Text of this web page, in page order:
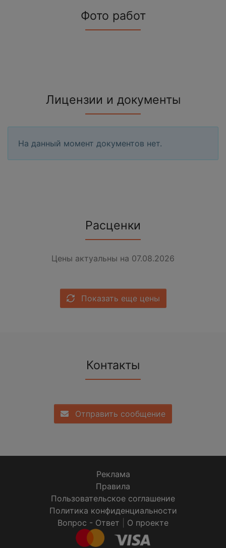
Фото работ
Лицензии и документы
На данный момент документов нет.
Расценки
Цены актуальны на 07.08.2026
Показать еще цены
Контакты
Отправить сообщение
Реклама
Правила
Пользовательское соглашение
Политика конфиденциальности
Вопрос - Ответ
О проекте